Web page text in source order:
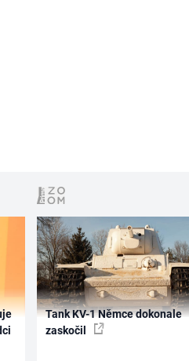
Tank KV-1 Němce dokonale
zaskočil